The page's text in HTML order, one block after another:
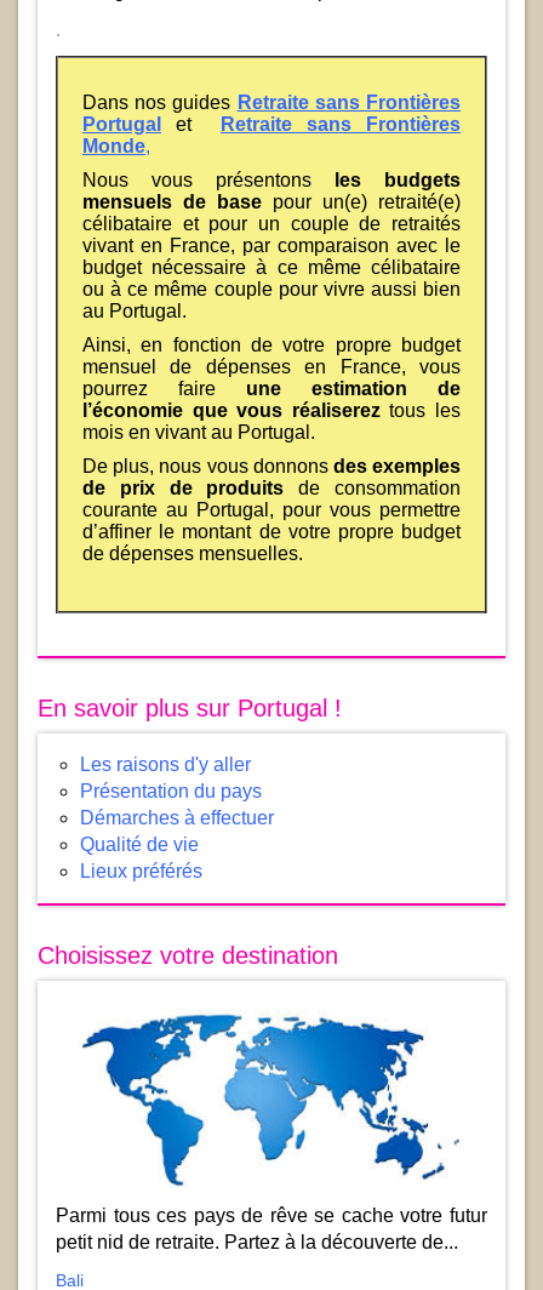
.
Dans nos guides Retraite sans Frontières
Portugal
et
Retraite sans Frontières
Monde,
Nous vous présentons
les budgets
mensuels de base pour un(e) retraité(e)
célibataire et pour un couple de retraités
vivant en France, par comparaison avec le
budget nécessaire à ce même célibataire
ou à ce même couple pour vivre aussi bien
au Portugal.
Ainsi, en fonction de votre propre budget
mensuel de dépenses en France, vous
pourrez faire une estimation de
l’économie que vous réalisereztous les
mois en vivant au Portugal.
De plus, nous vous donnons des exemples
de prix de produits de consommation
courante au Portugal, pour vous permettre
d’affiner le montant de votre propre budget
de dépenses mensuelles.
En savoir plus sur Portugal !
Les raisons d'y aller
Présentation du pays
Démarches à effectuer
Qualité de vie
Lieux préférés
Choisissez votre destination
Parmi tous ces pays de rêve se cache votre futur
petit nid de retraite. Partez à la découverte de...
Bali